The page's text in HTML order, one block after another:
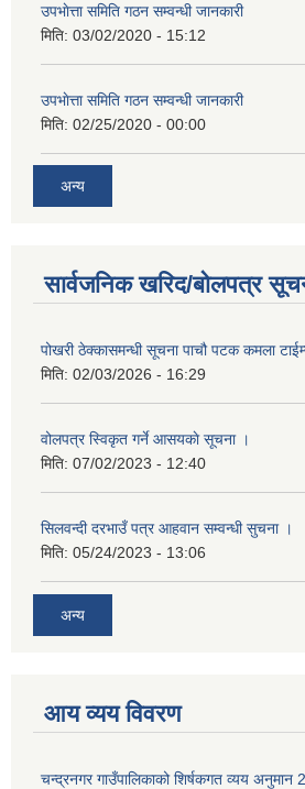
उपभाेत्ता समिति गठन सम्वन्धी जानकारी
मिति: 03/02/2020 - 15:12
उपभाेत्ता समिति गठन सम्वन्धी जानकारी
मिति: 02/25/2020 - 00:00
अन्य
सार्वजनिक खरिद/बोलपत्र
पोखरी ठेक्कासमन्धी सूचना पाचौ पटक कमला
मिति: 02/03/2026 - 16:29
वोलपत्र स्विकृत गर्ने आसयकाे सूचना ।
मिति: 07/02/2023 - 12:40
सिलवन्दी दरभाउँ पत्र आहवान सम्वन्धी सुचना ।
मिति: 05/24/2023 - 13:06
अन्य
आय व्यय विवरण
चन्द्रनगर गाउँपालिकाको शिर्षकगत व्यय